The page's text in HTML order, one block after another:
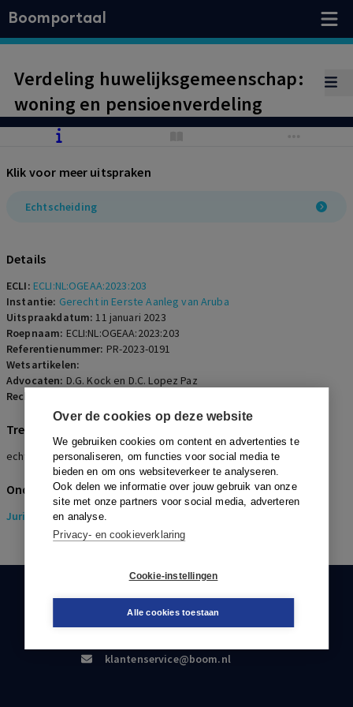
Over de cookies op deze website
We gebruiken cookies om content en advertenties te
personaliseren, om functies voor social media te
bieden en om ons websiteverkeer te analyseren.
Ook delen we informatie over jouw gebruik van onze
site met onze partners voor social media, adverteren
en analyse.
Privacy- en cookieverklaring
Cookie-instellingen
Alle cookies toestaan
Boomportaal
Verdeling huwelijksgemeenschap:
woning en pensioenverdeling
Klik voor meer uitspraken
Echtscheiding
Details
ECLI: ECLI:NL:OGEAA:2023:203
Instantie: Gerecht in Eerste Aanleg van Aruba
Uitspraakdatum:11 januari 2023
Roepnaam: ECLI:NL:OGEAA:2023:203
Referentienummer: PR-2023-0191
Wetsartikelen:
Advocaten: D.G. Kock en D.C. Lopez Paz
Rechters:
Trefwoorden
echtscheiding, verdeling
Onderwerpen
Juridisch> Pensioenrecht
KLANTENSERVICE
088-0301000
klantenservice@boom.nl